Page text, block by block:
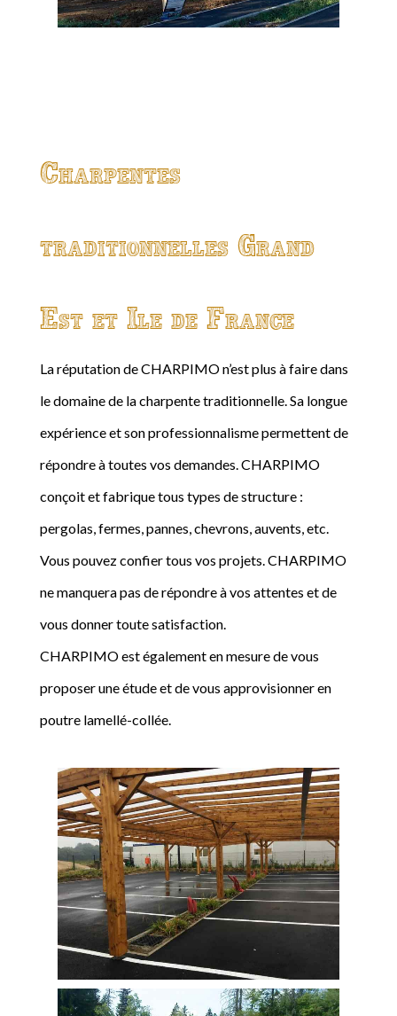
Charpentes
traditionnelles Grand
Est et Ile de France
La réputation de CHARPIMO n’est plus à faire dans
le domaine de la charpente traditionnelle. Sa longue
expérience et son professionnalisme permettent de
répondre à toutes vos demandes. CHARPIMO
conçoit et fabrique tous types de structure :
pergolas, fermes, pannes, chevrons, auvents, etc.
Vous pouvez confier tous vos projets. CHARPIMO
ne manquera pas de répondre à vos attentes et de
vous donner toute satisfaction.
CHARPIMO est également en mesure de vous
proposer une étude et de vous approvisionner en
poutre lamellé-collée.